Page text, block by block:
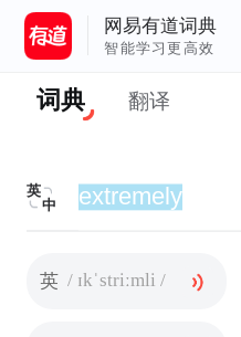
网易有道词典
智能学习更高效
词典 翻译
英
中
英 / ɪkˈstriːmli /